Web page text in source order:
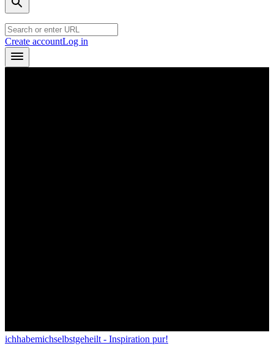
Create accountLog in
ichhabemichselbstgeheilt - Inspiration pur!